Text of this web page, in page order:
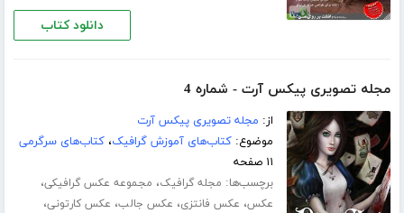
دانلود کتاب
مجله تصویری پیکس آرت - شماره 4
از: مجله تصویری پیکس آرت
موضوع:کتاب‌های آموزش گرافیک،کتاب‌های سرگرمی
۱۱ صفحه
برچسب‌ها: مجله گرافیک، مجموعه عکس گرافیکی،
عکس، عکس فانتزی، عکس جالب، عکس کارتونی،